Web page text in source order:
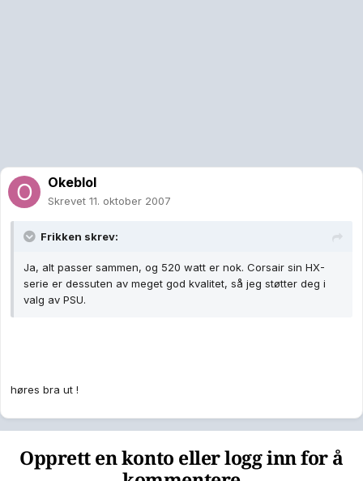
Okeblol
Skrevet 11. oktober 2007
Frikken skrev:
Ja, alt passer sammen, og 520 watt er nok. Corsair sin HX-
serie er dessuten av meget god kvalitet, så jeg støtter deg i
valg av PSU.
høres bra ut !
Opprett en konto eller logg inn for å